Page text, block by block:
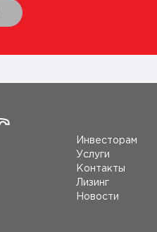
Инвесторам
Услуги
Контакты
Лизинг
Новости